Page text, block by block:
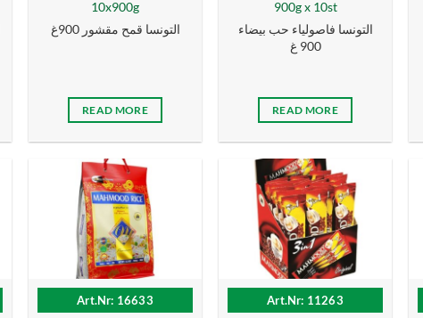
10x900g
التونسا قمح مقشور 900غ
READ MORE
900g x 10st
التونسا فاصولياء حب بيضاء
900 غ
READ MORE
Art.Nr: 16633 Art.Nr: 11263